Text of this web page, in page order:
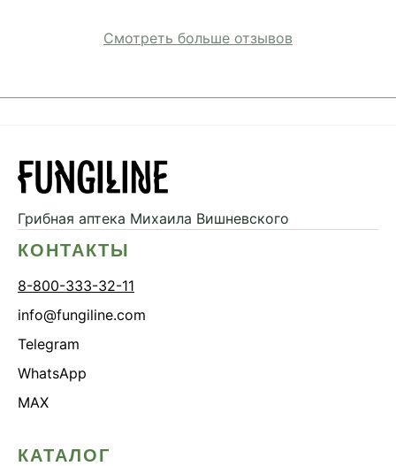
Смотреть больше отзывов
Грибная аптека Михаила Вишневского
КОНТАКТЫ
8-800-333-32-11
info@fungiline.com
Telegram
WhatsApp
MAX
КАТАЛОГ